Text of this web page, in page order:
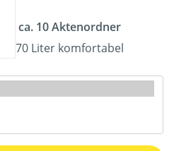
ca. 10 Aktenordner
70 Liter komfortabel